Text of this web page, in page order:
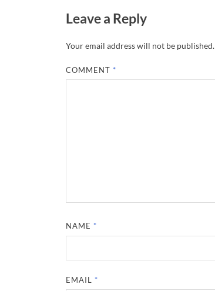
Leave a Reply
Your email address will not be published.
COMMENT *
NAME *
EMAIL *